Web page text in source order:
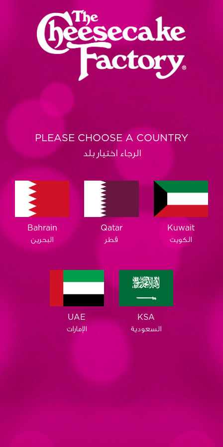
PLEASE CHOOSE A COUNTRY
الرجاء اختيار بلد
Bahrain
البحرين
Qatar
قطر
Kuwait
الكويت
UAE
الإمارات
KSA
السعودية